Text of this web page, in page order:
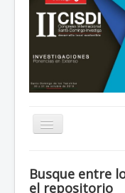
Alternar
Eventos
Busque entre
el repositorio